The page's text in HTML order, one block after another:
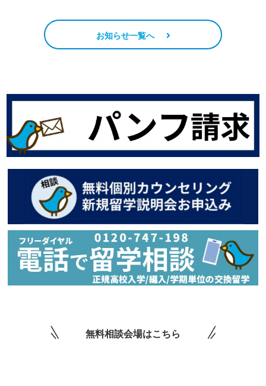
お知らせ一覧へ
無料相談会場はこちら